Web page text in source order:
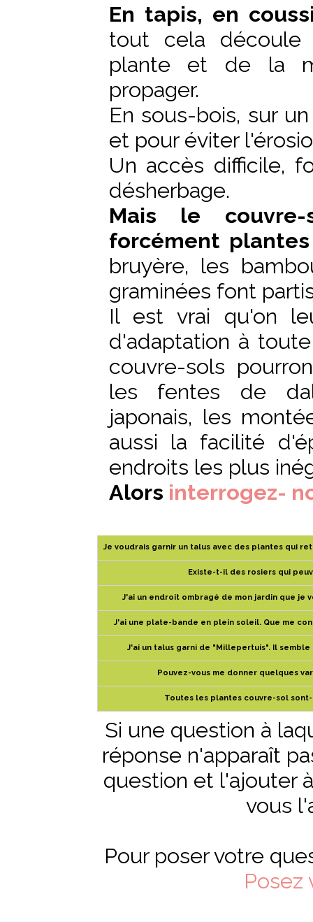
En tapis, en
tout cela
plante et de la
propager.
En sous-bois, sur
et pour éviter
Un accès difficile,
désherbage.
Mais le
forcément
bruyère, les
graminées font
Il est vrai qu'on
d'adaptation à
couvre-sols
les fentes de
japonais, les
aussi la facilité
endroits les plus
Alors interrogez-
Je voudrais garnir un talus avec des plantes qui
Existe-t-il des rosiers qui
J'ai un endroit ombragé de mon jardin que je
J'ai une plate-bande en plein soleil. Que me
J'ai un talus garni de "Millepertuis". Il
Pouvez-vous me donner quelques
Toutes les plantes couvre-sol
Si une question à
réponse n'apparaît
question et l'ajouter
vous
Pour poser votre
Posez